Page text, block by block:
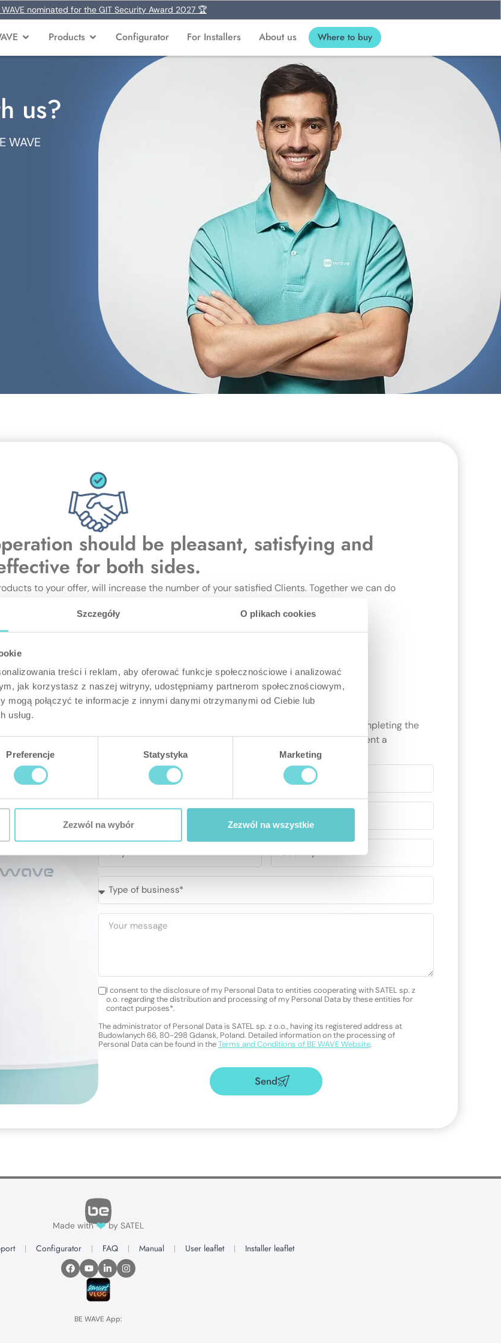
Szczegóły O plikach cookies
treści i reklam, aby oferować funkcje społecznościowe i analizować
jak korzystasz z naszej witryny, udostępniamy partnerom społecznościowym,
mogą połączyć te informacje z innymi danymi otrzymanymi od Ciebie lub
usług.
Preferencje Statystyka Marketing
Zezwól na wybór Zezwól na wszystkie
WAVE nominated for the GIT Security Award 2027 🏆
Products Configurator For Installers About us Where to buy
us?
WAVE
should be pleasant, satisfying and
for both sides.
to your offer, will increase the number of your satisfied Clients. Together we can do
Where to start?
It's easy to begin our common journey. Just contact us by completing the
below form. Our team will answer all your questions and present a
dedicated cooperation proposal.
I consent to the disclosure of my Personal Data to entities cooperating with SATEL sp. z
o.o. regarding the distribution and processing of my Personal Data by these entities for
contact purposes*.
The administrator of Personal Data is SATEL sp. z o.o., having its registered address at
Budowlanych 66, 80-298 Gdansk, Poland. Detailed information on the processing of
Personal Data can be found in theTerms and Conditions of BE WAVE Website.
Send
Made with❤by SATEL
Configurator FAQ Manual User leaflet Installer leaflet
BE WAVE App: